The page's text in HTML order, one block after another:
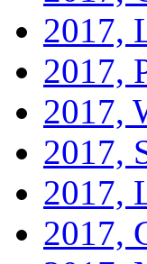
2017,
2017,
2017,
2017,
2017,
2017,